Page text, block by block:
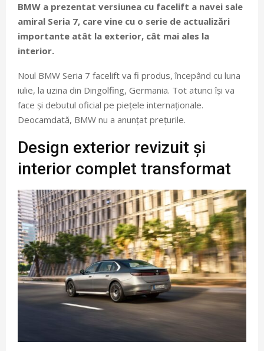
BMW a prezentat versiunea cu facelift a navei sale
amiral Seria 7, care vine cu o serie de actualizări
importante atât la exterior, cât mai ales la
interior.
Noul BMW Seria 7 facelift va fi produs, începând cu luna
iulie, la uzina din Dingolfing, Germania. Tot atunci își va
face și debutul oficial pe piețele internaționale.
Deocamdată, BMW nu a anunțat prețurile.
Design exterior revizuit și
interior complet transformat